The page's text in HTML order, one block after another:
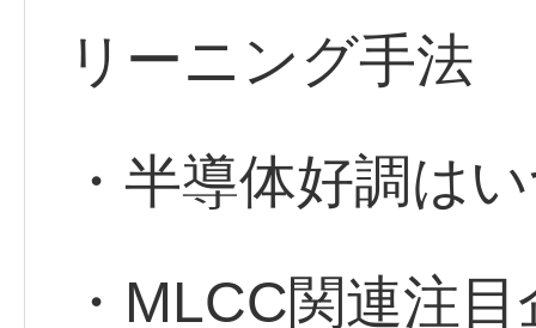
リーニング手法
・半導体好調は
・MLCC関連注